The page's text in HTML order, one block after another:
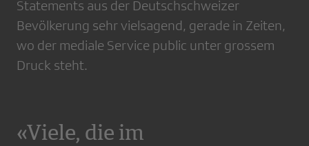
Statements aus der Deutschschweizer
Bevölkerung sehr vielsagend, gerade in Zeiten,
wo der mediale Service public unter grossem
Druck steht.
«Viele, die im